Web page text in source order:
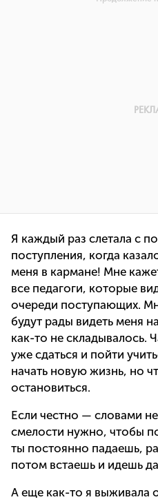
Я каждый раз слетала с
поступления, когда
меня в кармане! Мне
все педагоги, которые
очереди поступающих.
будут рады видеть меня
как-то не складывалось.
уже сдаться и пойти
начать новую жизнь, но
остановиться.
Если честно — словами
смелости нужно, чтобы
ты постоянно падаешь,
потом встаешь и идешь
А еще как-то я выживала